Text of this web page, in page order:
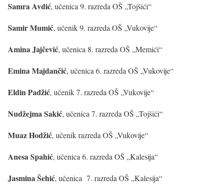
Samra Avdić, učenica 9. razreda OŠ „Tojšići“
Samir Mumić, učenik 9. razreda OŠ „Vukovije“
Amina Jajčević, učenica 8. razreda OŠ „Memići“
Emina Majdančić, učenica 6. razreda OŠ „Vukovije“
Eldin Padžić, učenik 7. razreda OŠ „Vukovije“
Nudžejma Sakić, učenica 7. razreda OŠ „Tojšići“
Muaz Hodžić, učenik razreda OŠ „Vukovije“
Anesa Spahić, učenica 6. razreda OŠ „Kalesija“
Jasmina Šehić, učenica 7. razreda OŠ „Kalesija“